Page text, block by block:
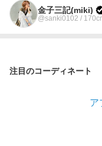
金子三記(miki)
@sanki0102 /
注目のコーディネート
ア